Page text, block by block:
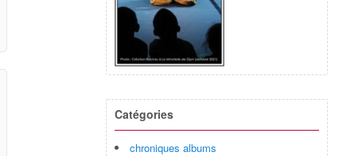
Catégories
chroniques albums